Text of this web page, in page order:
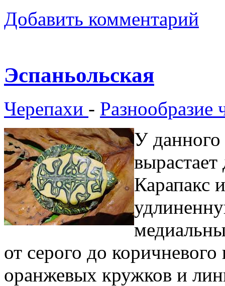
Добавить комментарий
Эспаньольская
Черепахи - Разнообразие
У данного
Карапакс
от серого до
оранжевых кружков и